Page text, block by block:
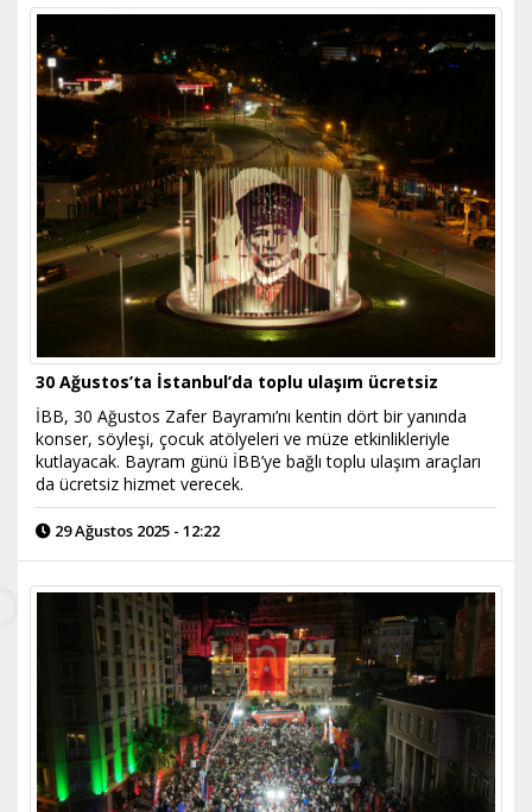
30 Ağustos’ta İstanbul’da toplu ulaşım ücretsiz
İBB, 30 Ağustos Zafer Bayramı’nı kentin dört bir yanında
konser, söyleşi, çocuk atölyeleri ve müze etkinlikleriyle
kutlayacak. Bayram günü İBB’ye bağlı toplu ulaşım araçları
da ücretsiz hizmet verecek.
29 Ağustos 2025 - 12:22